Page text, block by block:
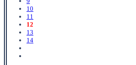
10
11
12
13
14